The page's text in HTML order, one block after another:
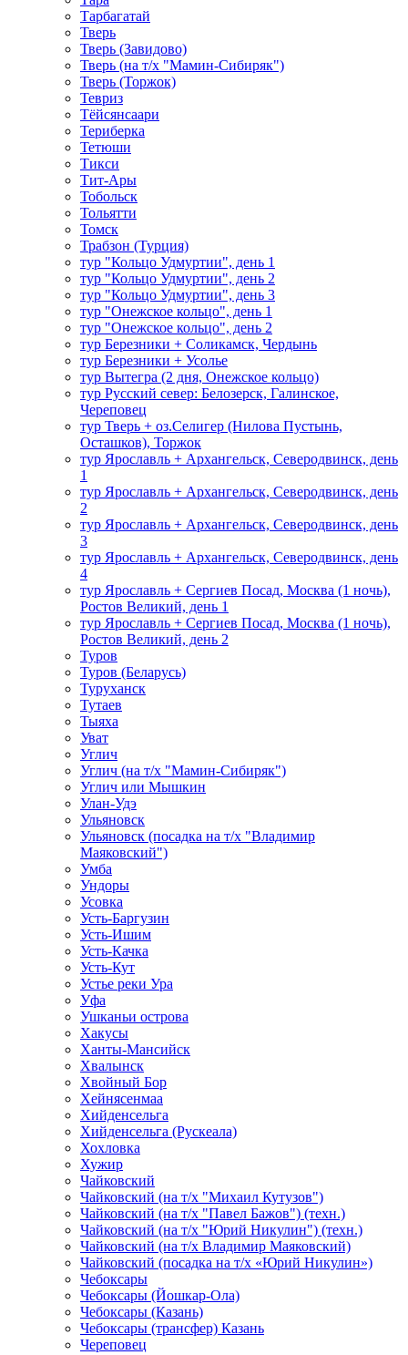
Тарбагатай
Тверь
Тверь (Завидово)
Тверь (на т/х "Мамин-Сибиряк")
Тверь (Торжок)
Тевриз
Тёйсянсаари
Териберка
Тетюши
Тикси
Тит-Ары
Тобольск
Тольятти
Томск
Трабзон (Турция)
тур "Кольцо Удмуртии", день 1
тур "Кольцо Удмуртии", день 2
тур "Кольцо Удмуртии", день 3
тур "Онежское кольцо", день 1
тур "Онежское кольцо", день 2
тур Березники + Соликамск, Чердынь
тур Березники + Усолье
тур Вытегра (2 дня, Онежское кольцо)
тур Русский север: Белозерск, Галинское,
Череповец
тур Тверь + оз.Селигер (Нилова Пустынь,
Осташков), Торжок
тур Ярославль + Архангельск, Северодвинск, день
1
тур Ярославль + Архангельск, Северодвинск, день
2
тур Ярославль + Архангельск, Северодвинск, день
3
тур Ярославль + Архангельск, Северодвинск, день
4
тур Ярославль + Сергиев Посад, Москва (1 ночь),
Ростов Великий, день 1
тур Ярославль + Сергиев Посад, Москва (1 ночь),
Ростов Великий, день 2
Туров
Туров (Беларусь)
Туруханск
Тутаев
Тыяха
Уват
Углич
Углич (на т/х "Мамин-Сибиряк")
Углич или Мышкин
Улан-Удэ
Ульяновск
Ульяновск (посадка на т/х "Владимир
Маяковский")
Умба
Ундоры
Усовка
Усть-Баргузин
Усть-Ишим
Усть-Качка
Усть-Кут
Устье реки Ура
Уфа
Ушканьи острова
Хакусы
Ханты-Мансийск
Хвалынск
Хвойный Бор
Хейнясенмаа
Хийденсельга
Хийденсельга (Рускеала)
Хохловка
Хужир
Чайковский
Чайковский (на т/х "Михаил Кутузов")
Чайковский (на т/х "Павел Бажов") (техн.)
Чайковский (на т/х "Юрий Никулин") (техн.)
Чайковский (на т/х Владимир Маяковский)
Чайковский (посадка на т/х «Юрий Никулин»)
Чебоксары
Чебоксары (Йошкар-Ола)
Чебоксары (Казань)
Чебоксары (трансфер) Казань
Череповец